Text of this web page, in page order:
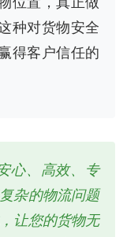
种对货物安全
得客户信任的
心、高效、专
杂的物流问题
让您的货物无